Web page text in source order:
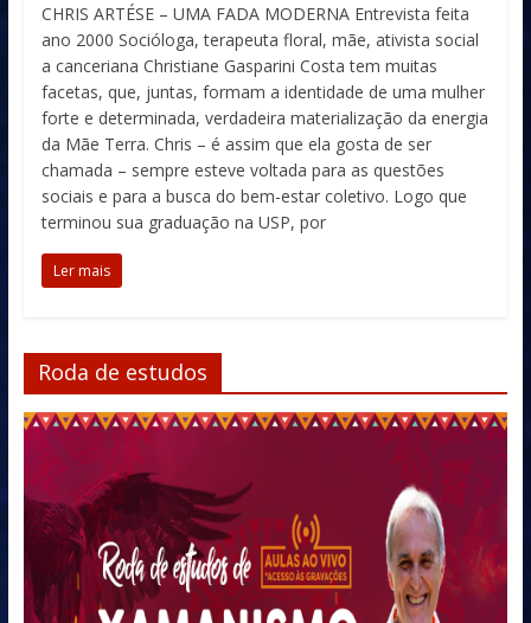
CHRIS ARTÉSE – UMA FADA MODERNA Entrevista feita
ano 2000 Socióloga, terapeuta floral, mãe, ativista social
a canceriana Christiane Gasparini Costa tem muitas
facetas, que, juntas, formam a identidade de uma mulher
forte e determinada, verdadeira materialização da energia
da Mãe Terra. Chris – é assim que ela gosta de ser
chamada – sempre esteve voltada para as questões
sociais e para a busca do bem-estar coletivo. Logo que
terminou sua graduação na USP, por
Ler mais
Roda de estudos